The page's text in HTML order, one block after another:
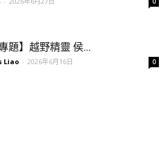
題】越野精靈 侯...
Liao - 2026年6月16日 0